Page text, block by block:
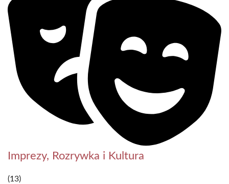
Imprezy, Rozrywka i Kultura
(13)